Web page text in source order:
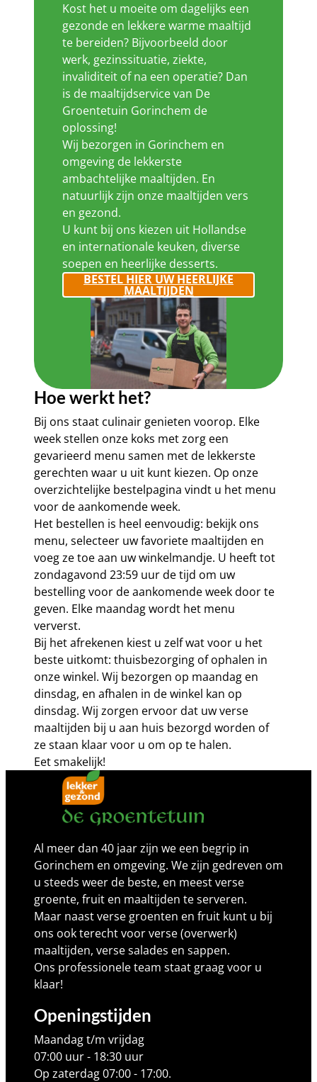
Kost het u moeite om dagelijks een
gezonde en lekkere warme maaltijd
te bereiden? Bijvoorbeeld door
werk, gezinssituatie, ziekte,
invaliditeit of na een operatie? Dan
is de maaltijdservice van De
Groentetuin Gorinchem de
oplossing!
Wij bezorgen in Gorinchem en
omgeving de lekkerste
ambachtelijke maaltijden. En
natuurlijk zijn onze maaltijden vers
en gezond.
U kunt bij ons kiezen uit Hollandse
en internationale keuken, diverse
soepen en heerlijke desserts.
BESTEL HIER UW HEERLIJKE
MAALTIJDEN
Hoe werkt het?
Bij ons staat culinair genieten voorop. Elke
week stellen onze koks met zorg een
gevarieerd menu samen met de lekkerste
gerechten waar u uit kunt kiezen. Op onze
overzichtelijke bestelpagina vindt u het menu
voor de aankomende week.
Het bestellen is heel eenvoudig: bekijk ons
menu, selecteer uw favoriete maaltijden en
voeg ze toe aan uw winkelmandje. U heeft tot
zondagavond 23:59 uur de tijd om uw
bestelling voor de aankomende week door te
geven. Elke maandag wordt het menu
ververst.
Bij het afrekenen kiest u zelf wat voor u het
beste uitkomt: thuisbezorging of ophalen in
onze winkel. Wij bezorgen op maandag en
dinsdag, en afhalen in de winkel kan op
dinsdag. Wij zorgen ervoor dat uw verse
maaltijden bij u aan huis bezorgd worden of
ze staan klaar voor u om op te halen.
Eet smakelijk!
Al meer dan 40 jaar zijn we een begrip in
Gorinchem en omgeving. We zijn gedreven om
u steeds weer de beste, en meest verse
groente, fruit en maaltijden te serveren.
Maar naast verse groenten en fruit kunt u bij
ons ook terecht voor verse (overwerk)
maaltijden, verse salades en sappen.
Ons professionele team staat graag voor u
klaar!
Openingstijden
Maandag t/m vrijdag
07:00 uur - 18:30 uur
Op zaterdag 07:00 - 17:00.